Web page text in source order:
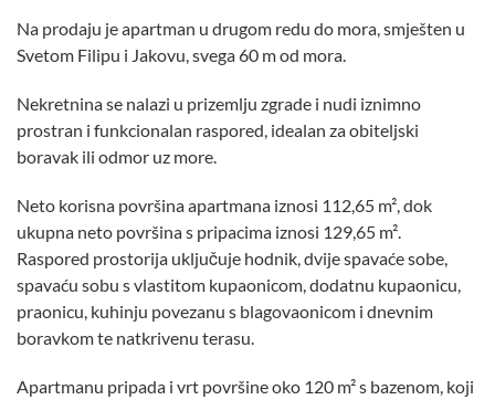
Na prodaju je apartman u drugom redu do mora, smješten u
Svetom Filipu i Jakovu, svega 60 m od mora.
Nekretnina se nalazi u prizemlju zgrade i nudi iznimno
prostran i funkcionalan raspored, idealan za obiteljski
boravak ili odmor uz more.
Neto korisna površina apartmana iznosi 112,65 m², dok
ukupna neto površina s pripacima iznosi 129,65 m².
Raspored prostorija uključuje hodnik, dvije spavaće sobe,
spavaću sobu s vlastitom kupaonicom, dodatnu kupaonicu,
praonicu, kuhinju povezanu s blagovaonicom i dnevnim
boravkom te natkrivenu terasu.
Apartmanu pripada i vrt površine oko 120 m² s bazenom, koji